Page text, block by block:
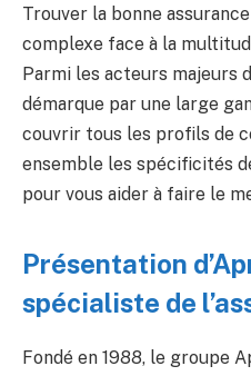
Trouver la bonne
complexe face à la
Parmi les acteurs majeurs
démarque par une large
couvrir tous les profils de
ensemble les spécificités
pour vous aider à faire le
Présentation
spécialiste de
Fondé en 1988, le groupe